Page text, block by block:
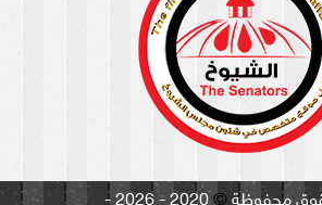
محفوظة©
2020 - 2026 -